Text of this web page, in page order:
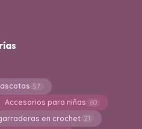
57
Accesorios para niñas 60
en crochet 21